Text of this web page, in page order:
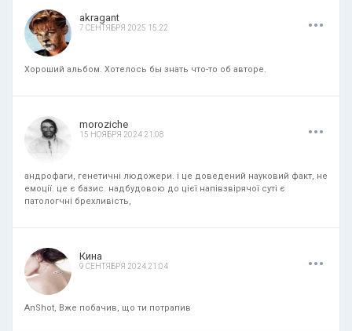
akragant
7 СЕНТЯБРЯ 2025 15:22 ...
Хороший альбом. Хотелось бы знать что-то об авторе.
moroziche
15 НОЯБРЯ 2024 21:08 ...
андрофаги, генетичні людожери. і це доведений науковий факт, не
емоції. це є базис. надбудовою до цієї напівзвірячої суті є
патологчні брехливість,
Кина
9 СЕНТЯБРЯ 2024 21:04 ...
AnShot, Вже побачив, що ти потрапив